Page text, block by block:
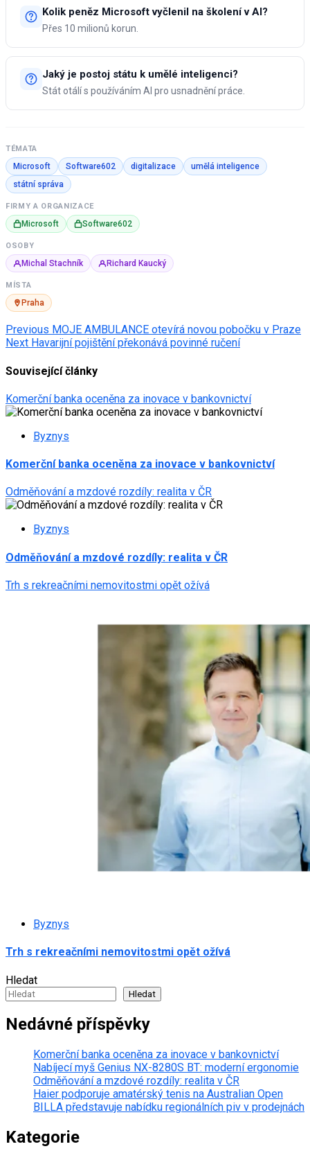
Kolik peněz Microsoft vyčlenil na školení v AI?
Přes 10 milionů korun.
Jaký je postoj státu k umělé inteligenci?
Stát otálí s používáním AI pro usnadnění práce.
TÉMATA
Microsoft Software602 digitalizace
umělá inteligence
státní správa
FIRMY A ORGANIZACE
Microsoft Software602
OSOBY
Michal Stachník Richard Kaucký
MÍSTA
Praha
Post
navigation
Previous MOJE AMBULANCE otevírá novou pobočku v Praze
Next Havarijní pojištění překonává povinné ručení
Související články
Komerční banka oceněna za inovace v bankovnictví
Byznys
Komerční banka oceněna za inovace v bankovnictví
Odměňování a mzdové rozdíly: realita v ČR
Byznys
Odměňování a mzdové rozdíly: realita v ČR
Trh s rekreačními nemovitostmi opět ožívá
Byznys
Trh s rekreačními nemovitostmi opět ožívá
Hledat
Hledat
Nedávné příspěvky
Komerční banka oceněna za inovace v bankovnictví
Nabíjecí myš Genius NX-8280S BT: moderní ergonomie
Odměňování a mzdové rozdíly: realita v ČR
Haier podporuje amatérský tenis na Australian Open
BILLA představuje nabídku regionálních piv v prodejnách
Kategorie